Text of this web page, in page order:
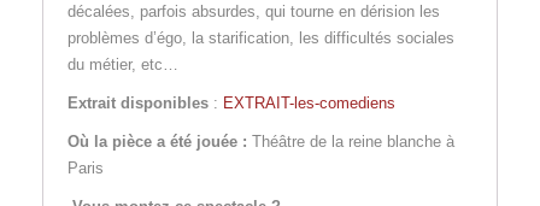
décalées, parfois absurdes, qui tourne en dérision les
problèmes d’égo, la starification, les difficultés sociales
du métier, etc…
Extrait disponibles : EXTRAIT-les-comediens
Où la pièce a été jouée : Théâtre de la reine blanche à
Paris